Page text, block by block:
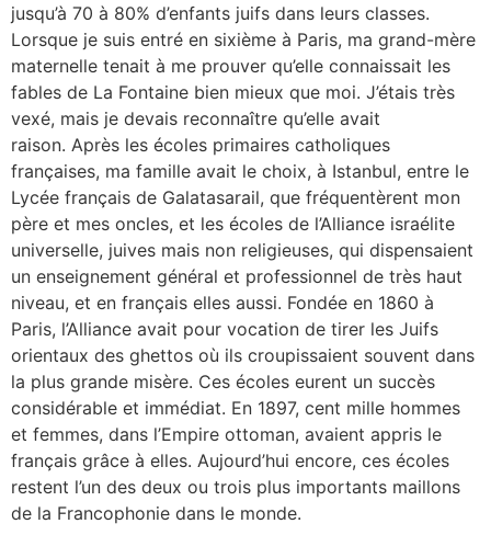
jusqu’à 70 à 80% d’enfants juifs dans leurs classes.
Lorsque je suis entré en sixième à Paris, ma grand-mère
maternelle tenait à me prouver qu’elle connaissait les
fables de La Fontaine bien mieux que moi. J’étais très
vexé, mais je devais reconnaître qu’elle avait
raison. Après les écoles primaires catholiques
françaises, ma famille avait le choix, à Istanbul, entre le
Lycée français de Galatasarail, que fréquentèrent mon
père et mes oncles, et les écoles de l’Alliance israélite
universelle, juives mais non religieuses, qui dispensaient
un enseignement général et professionnel de très haut
niveau, et en français elles aussi. Fondée en 1860 à
Paris, l’Alliance avait pour vocation de tirer les Juifs
orientaux des ghettos où ils croupissaient souvent dans
la plus grande misère. Ces écoles eurent un succès
considérable et immédiat. En 1897, cent mille hommes
et femmes, dans l’Empire ottoman, avaient appris le
français grâce à elles. Aujourd’hui encore, ces écoles
restent l’un des deux ou trois plus importants maillons
de la Francophonie dans le monde.